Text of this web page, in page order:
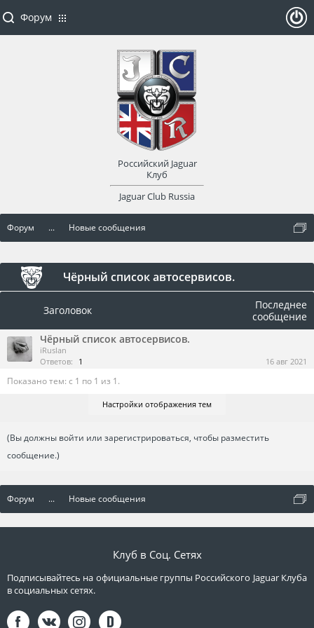
Форум ... Новые сообщения
Чёрный список автосервисов.
Заголовок
Последнее
сообщение
Чёрный список автосервисов.
iRuslan
Ответов:
1 16 авг 2021
Показано тем: с 1 по 1 из 1.
Настройки отображения тем
(Вы должны войти или зарегистрироваться, чтобы разместить
сообщение.)
Форум ... Новые сообщения
Форум
Российский Jaguar
Клуб
Jaguar Club Russia
оват
Клуб в Соц. Сетях
Подписывайтесь на официальные группы Российского Jaguar Клуба
в социальных сетях.